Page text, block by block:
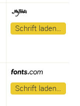
Schrift laden…
Schrift laden…